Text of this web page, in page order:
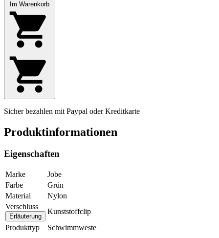
Im Warenkorb
Sicher bezahlen mit Paypal oder Kreditkarte
Produktinformationen
Eigenschaften
Marke
Jobe
Farbe
Grün
Material
Nylon
Verschluss
Erläuterung
Kunststoffclip
Produkttyp
Schwimmweste